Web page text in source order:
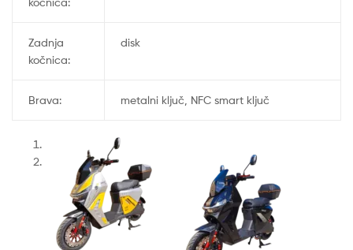
Zadnja
kočnica:
disk
Brava: metalni ključ, NFC smart ključ